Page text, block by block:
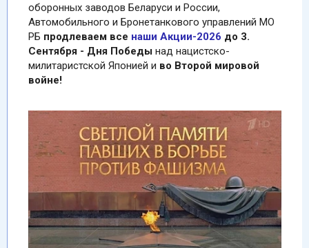
оборонных заводов Беларуси и России,
Автомобильного и Бронетанкового управлений МО
РБ продлеваем все наши Акции-2026 до 3.
Сентября - Дня Победы над нацистско-
милитаристской Японией и во Второй мировой
войне!